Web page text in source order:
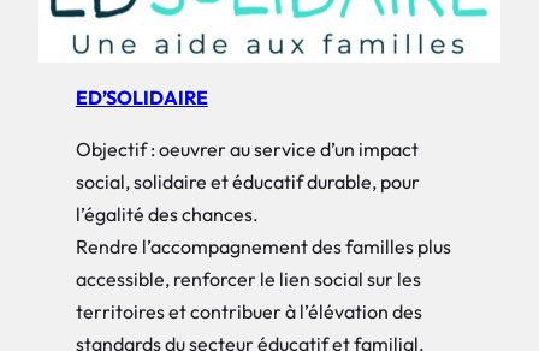
ED’SOLIDAIRE
Objectif : oeuvrer au service d’un impact
social, solidaire et éducatif durable, pour
l’égalité des chances.
Rendre l’accompagnement des familles plus
accessible, renforcer le lien social sur les
territoires et contribuer à l’élévation des
standards du secteur éducatif et familial.